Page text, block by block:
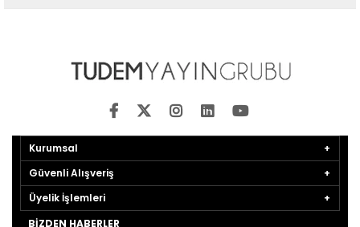
Kurumsal
Güvenli Alışveriş
Üyelik İşlemleri
BIZDEN HABERLER